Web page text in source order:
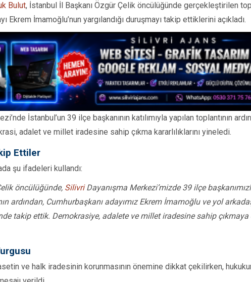
Bulut, İstanbul İl Başkanı Özgür Çelik öncülüğünde gerçekleştirilen
Ekrem İmamoğlu’nun yargılandığı duruşmayı takip ettiklerini açıkladı.
İstanbul’un 39 ilçe başkanının katılımıyla yapılan toplantının
adalet ve millet iradesine sahip çıkma kararlılıklarını yineledi.
Ettiler
şu ifadeleri kullandı:
öncülüğünde, SilivriDayanışma Merkezi’mizde 39 ilçe
ardından, Cumhurbaşkanı adayımız Ekrem İmamoğlu ve yol
takip ettik. Demokrasiye, adalete ve millet iradesine sahip
ve halk iradesinin korunmasının önemine dikkat çekilirken,